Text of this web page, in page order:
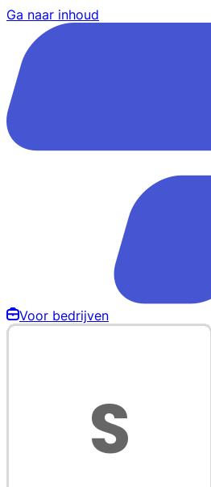
Ga naar inhoud
Voor bedrijven